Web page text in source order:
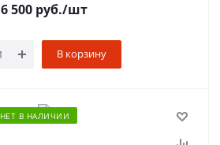
6 500 руб./шт
В корзину
НЕТ В НАЛИЧИИ